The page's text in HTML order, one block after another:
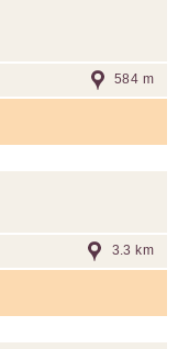
584 m
3.3 km